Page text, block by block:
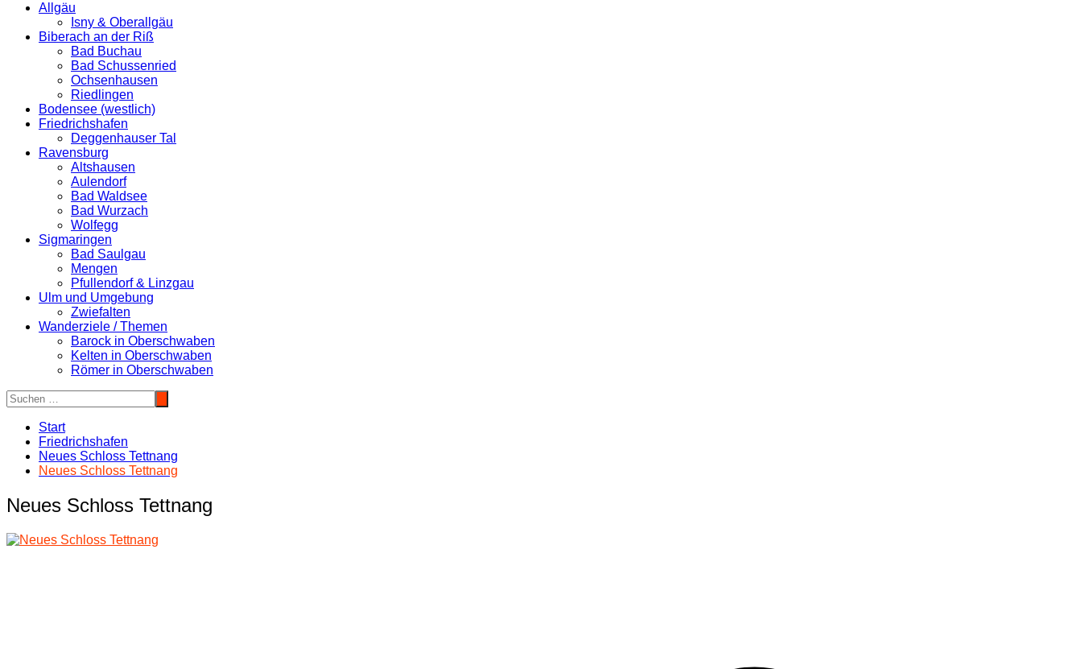
Allgäu
Isny & Oberallgäu
Biberach an der Riß
Bad Buchau
Bad Schussenried
Ochsenhausen
Riedlingen
Bodensee (westlich)
Friedrichshafen
Deggenhauser Tal
Ravensburg
Altshausen
Aulendorf
Bad Waldsee
Bad Wurzach
Wolfegg
Sigmaringen
Bad Saulgau
Mengen
Pfullendorf & Linzgau
Ulm und Umgebung
Zwiefalten
Wanderziele / Themen
Barock in Oberschwaben
Kelten in Oberschwaben
Römer in Oberschwaben
Start
Friedrichshafen
Neues Schloss Tettnang
Neues Schloss Tettnang
Neues Schloss Tettnang